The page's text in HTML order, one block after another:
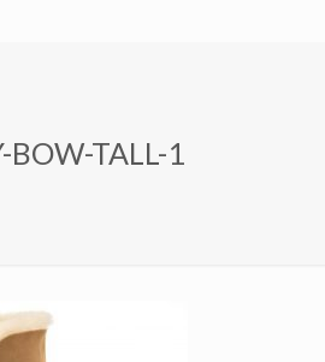
BOW-TALL-1